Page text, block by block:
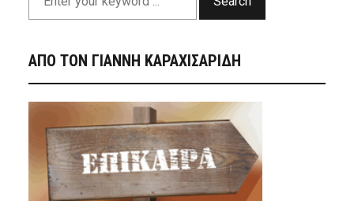
ΑΠΟ ΤΟΝ ΓΙΑΝΝΗ ΚΑΡΑΧΙΣΑΡΙΔΗ